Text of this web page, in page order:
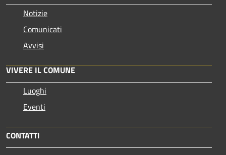
Notizie
Comunicati
Avvisi
VIVERE IL COMUNE
Luoghi
Eventi
CONTATTI